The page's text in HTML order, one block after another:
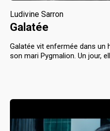
Ludivine Sarron
Galatée
Galatée vit enfermée dans un
son mari Pygmalion. Un jour,